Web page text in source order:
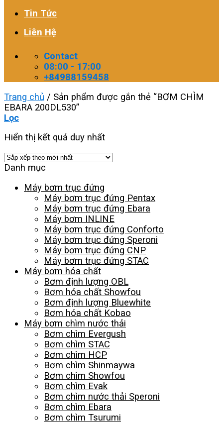
Tin Tức
Liên Hệ
Contact
08:00 - 17:00
+84988159458
Trang chủ / Sản phẩm được gắn thẻ “BƠM CHÌM
EBARA 200DL530”
Lọc
Hiển thị kết quả duy nhất
Danh mục
Máy bơm trục đứng
Máy bơm trục đứng Pentax
Máy bơm trục đứng Ebara
Máy bơm INLINE
Máy bơm trục đứng Conforto
Máy bơm trục đứng Speroni
Máy bơm trục đứng CNP
Máy bơm trục đứng STAC
Máy bơm hóa chất
Bơm định lượng OBL
Bơm hóa chất Showfou
Bơm định lượng Bluewhite
Bơm hóa chất Kobao
Máy bơm chìm nước thải
Bơm chìm Evergush
Bơm chìm STAC
Bơm chìm HCP
Bơm chìm Shinmaywa
Bơm chìm Showfou
Bơm chìm Evak
Bơm chìm nước thải Speroni
Bơm chìm Ebara
Bơm chìm Tsurumi